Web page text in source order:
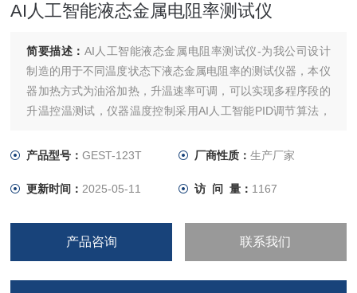
AI人工智能液态金属电阻率测试仪
简要描述： AI人工智能液态金属电阻率测试仪-为我公司设计
制造的用于不同温度状态下液态金属电阻率的测试仪器，本仪
器加热方式为油浴加热，升温速率可调，可以实现多程序段的
升温控温测试，仪器温度控制采用AI人工智能PID调节算法，
产品型号：GEST-123T 厂商性质： 生产厂家
更新时间： 2025-05-11 访 问 量： 1167
产品咨询 联系我们